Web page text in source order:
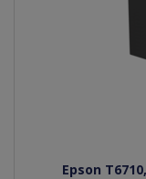
Epson